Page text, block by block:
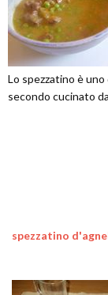
Lo spezzatino è
secondo cucinato
spezzatino